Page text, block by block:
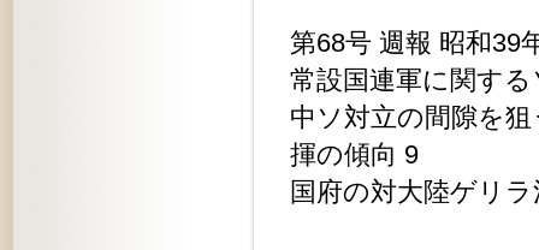
第68号 週報 昭和39
常設国連軍に関す
中ソ対立の間隙を
揮の傾向 9
国府の対大陸ゲリ